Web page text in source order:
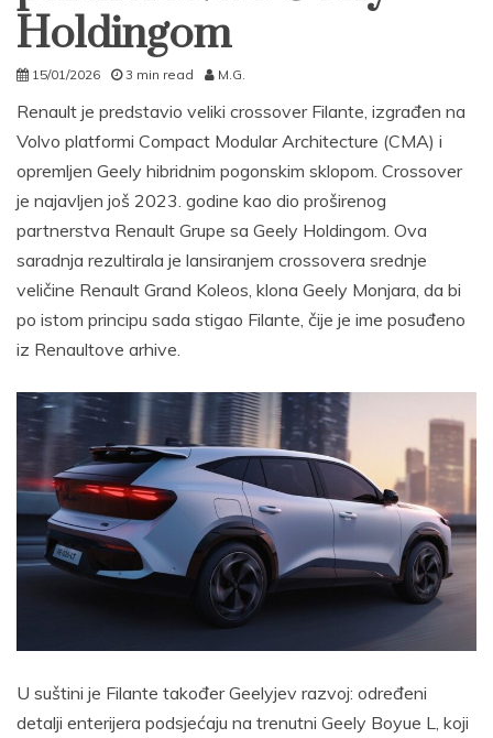
Holdingom
15/01/2026 3 min read M.G.
Renault je predstavio veliki crossover Filante, izgrađen na
Volvo platformi Compact Modular Architecture (CMA) i
opremljen Geely hibridnim pogonskim sklopom. Crossover
je najavljen još 2023. godine kao dio proširenog
partnerstva Renault Grupe sa Geely Holdingom. Ova
saradnja rezultirala je lansiranjem crossovera srednje
veličine Renault Grand Koleos, klona Geely Monjara, da bi
po istom principu sada stigao Filante, čije je ime posuđeno
iz Renaultove arhive.
U suštini je Filante također Geelyjev razvoj: određeni
detalji enterijera podsjećaju na trenutni Geely Boyue L, koji